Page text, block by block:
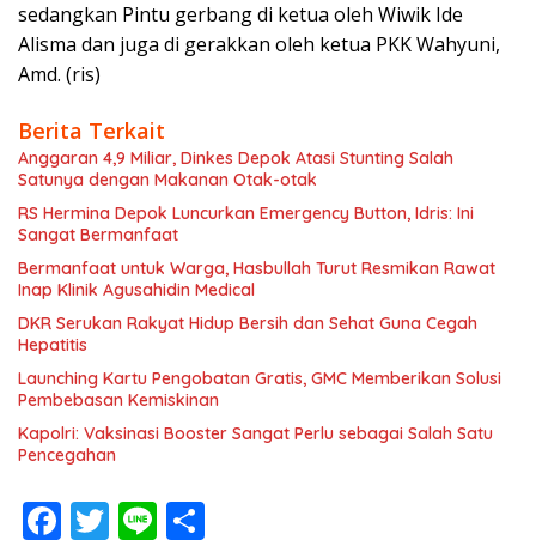
sedangkan Pintu gerbang di ketua oleh Wiwik Ide
Alisma dan juga di gerakkan oleh ketua PKK Wahyuni,
Amd. (ris)
Berita Terkait
Anggaran 4,9 Miliar, Dinkes Depok Atasi Stunting Salah
Satunya dengan Makanan Otak-otak
RS Hermina Depok Luncurkan Emergency Button, Idris: Ini
Sangat Bermanfaat
Bermanfaat untuk Warga, Hasbullah Turut Resmikan Rawat
Inap Klinik Agusahidin Medical
DKR Serukan Rakyat Hidup Bersih dan Sehat Guna Cegah
Hepatitis
Launching Kartu Pengobatan Gratis, GMC Memberikan Solusi
Pembebasan Kemiskinan
Kapolri: Vaksinasi Booster Sangat Perlu sebagai Salah Satu
Pencegahan
F T Li